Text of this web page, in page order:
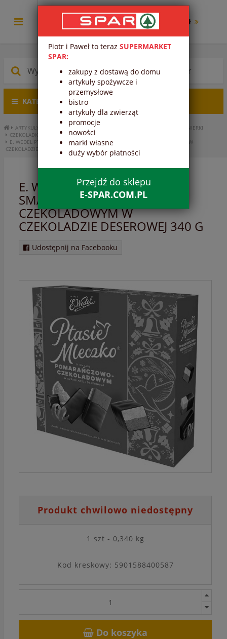
0.00 zł
KATEGORIE PRODUKTÓW
ARTYKUŁY SPOŻYWCZE SŁODYCZE I PRZEKĄSKI
CZEKOLADY, BOMBONIERKI
CZEKOLADKI, BOMBONIERKI
E. WEDEL PTASIE MLECZKO O SMAKU POMARAŃCZOWO-CZEKOLADOWYM W
CZEKOLADZIE DESEROWEJ 340 G
E. WEDEL PTASIE MLECZKO O
SMAKU POMARAŃCZOWO-
CZEKOLADOWYM W
CZEKOLADZIE DESEROWEJ 340 G
Udostępnij na Facebooku
Produkt chwilowo niedostępny
1 szt - 0,340 kg
Kod kreskowy: 5901588400587
Do koszyka
Piotr i Paweł to teraz SUPERMARKET
SPAR:
zakupy z dostawą do domu
artykuły spożywcze i
przemysłowe
bistro
artykuły dla zwierząt
promocje
nowości
marki własne
duży wybór płatności
Przejdź do sklepu
E-SPAR.COM.PL